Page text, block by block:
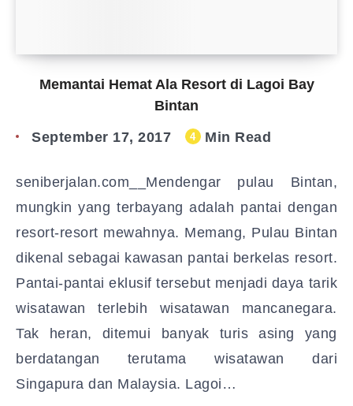
Memantai Hemat Ala Resort di Lagoi Bay
Bintan
September 17, 2017 4 Min Read
seniberjalan.com__Mendengar pulau Bintan,
mungkin yang terbayang adalah pantai dengan
resort-resort mewahnya. Memang, Pulau Bintan
dikenal sebagai kawasan pantai berkelas resort.
Pantai-pantai eklusif tersebut menjadi daya tarik
wisatawan terlebih wisatawan mancanegara.
Tak heran, ditemui banyak turis asing yang
berdatangan terutama wisatawan dari
Singapura dan Malaysia. Lagoi…